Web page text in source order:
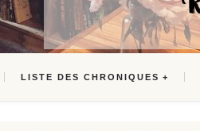
LISTE DES CHRONIQUES